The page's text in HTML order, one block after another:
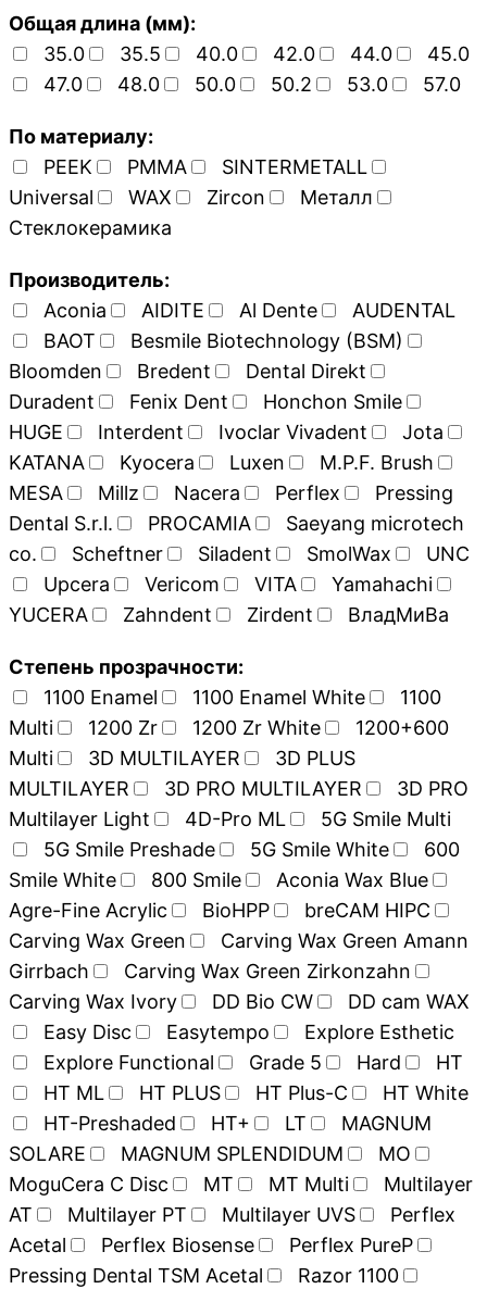
Общая длина (мм):
35.0
35.5 40.0 42.0 44.0
45.0
47.0
48.0 50.0 50.2 53.0 57.0
По материалу:
PEEK
PMMA
SINTERMETALL
Universal
WAX Zircon
Металл
Стеклокерамика
Производитель:
Aconia
AIDITE Al Dente
AUDENTAL
BAOT
Besmile Biotechnology (BSM)
Bloomden
Bredent
Dental Direkt
Duradent
Fenix Dent
Honchon Smile
HUGE
Interdent Ivoclar Vivadent
Jota
KATANA
Kyocera Luxen
M.P.F. Brush
MESA
Millz Nacera Perflex
Pressing
Dental S.r.l.
PROCAMIA
Saeyang microtech
co.
Scheftner Siladent SmolWax
UNC
Upcera
Vericom VITA
Yamahachi
YUCERA
Zahndent Zirdent ВладМиВа
Степень прозрачности:
1100 Enamel
1100 Enamel White
1100
Multi
1200 Zr 1200 Zr White
1200+600
Multi
3D MULTILAYER
3D PLUS
MULTILAYER
3D PRO MULTILAYER
3D PRO
Multilayer Light
4D-Pro ML
5G Smile Multi
5G Smile Preshade
5G Smile White
600
Smile White
800 Smile
Aconia Wax Blue
Agre-Fine Acrylic
BioHPP
breCAM HIPC
Carving Wax Green
Carving Wax Green Amann
Girrbach
Carving Wax Green Zirkonzahn
Carving Wax Ivory
DD Bio CW
DD cam WAX
Easy Disc
Easytempo
Explore Esthetic
Explore Functional
Grade 5 Hard
HT
HT ML
HT PLUS HT Plus-C
HT White
HT-Preshaded
HT+ LT
MAGNUM
SOLARE
MAGNUM SPLENDIDUM
MO
MoguCera C Disc
MT MT Multi
Multilayer
AT
Multilayer PT Multilayer UVS
Perflex
Acetal
Perflex Biosense
Perflex PureP
Pressing Dental TSM Acetal
Razor 1100